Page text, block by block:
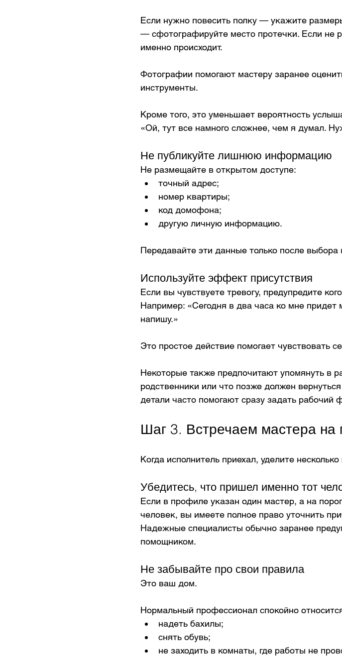
Если нужно повесить полку — укажите
— сфотографируйте место протечки. Если не
именно происходит.
Фотографии помогают мастеру заранее
инструменты.
Кроме того, это уменьшает вероятность
«Ой, тут все намного сложнее, чем я думал.
Не публикуйте лишнюю информацию
Не размещайте в открытом доступе:
точный адрес;
номер квартиры;
код домофона;
другую личную информацию.
Передавайте эти данные только после выбора
Используйте эффект присутствия
Если вы чувствуете тревогу, предупредите
Например: «Сегодня в два часа ко мне придет
напишу.»
Это простое действие помогает чувствовать
Некоторые также предпочитают упомянуть в
родственники или что позже должен
детали часто помогают сразу задать рабочий
Шаг 3. Встречаем мастера на
Когда исполнитель приехал, уделите
Убедитесь, что пришел именно тот
Если в профиле указан один мастер, а на
человек, вы имеете полное право уточнить
Надежные специалисты обычно заранее
помощником.
Не забывайте про свои правила
Это ваш дом.
Нормальный профессионал спокойно
надеть бахилы;
снять обувь;
не заходить в комнаты, где работы не